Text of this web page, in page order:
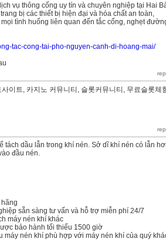
vụ thông cống uy tín và chuyên nghiệp tại Hai
bị các thiết bị hiện đại và hóa chất an toàn,
tình huống liên quan đến tắc cống, nghẹt
tac-cong-tai-pho-nguyen-canh-di-hoang-mai/
이트, 카지노 커뮤니티, 슬롯커뮤니티, 무료슬롯체
tách dầu lẫn trong khí nén. Sở dĩ khí nén có lẫn
đầu nén.
sẵn sàng tư vấn và hỗ trợ miễn phí 24/7
máy nén khí khác
bảo hành tối thiểu 1500 giờ
nén khí phù hợp với máy nén khí của quý